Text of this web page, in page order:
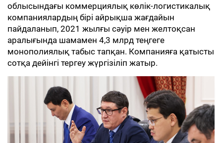
облысындағы коммерциялық көлік-логистикалық
компаниялардың бірі айрықша жағдайын
пайдаланып, 2021 жылғы сәуір мен желтоқсан
аралығында шамамен 4,3 млрд теңгеге
монополиялық табыс тапқан. Компанияға қатысты
сотқа дейінгі тергеу жүргізіліп жатыр.